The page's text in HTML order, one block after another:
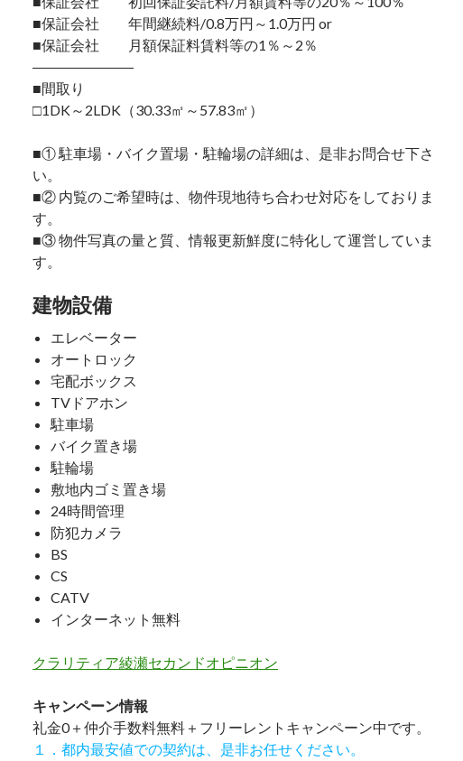
■保証会社 年間継続料/0.8万円～1.0万円 or
■保証会社 月額保証料賃料等の1％～2％
―――――――
■間取り
□1DK～2LDK（30.33㎡～57.83㎡）
■① 駐車場・バイク置場・駐輪場の詳細は、是非お問合せ下さ
い。
■② 内覧のご希望時は、物件現地待ち合わせ対応をしておりま
す。
■③ 物件写真の量と質、情報更新鮮度に特化して運営していま
す。
建物設備
エレベーター
オートロック
宅配ボックス
TVドアホン
駐車場
バイク置き場
駐輪場
敷地内ゴミ置き場
24時間管理
防犯カメラ
BS
CS
CATV
インターネット無料
クラリティア綾瀬セカンドオピニオン
キャンペーン情報
礼金0＋仲介手数料無料 ＋ フリーレント キャンペーン中です。
１．都内最安値での契約は、是非お任せください。